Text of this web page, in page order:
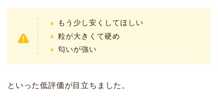
もう少し安くしてほしい
粒が大きくて硬め
匂いが強い
といった低評価が目立ちました。